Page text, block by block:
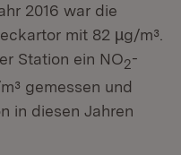
2016 war die
mit 82 µg/m³.
Station ein NO2-
gemessen und
in diesen Jahren